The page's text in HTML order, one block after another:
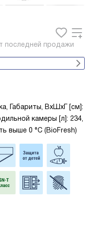
последней продажи
Габариты, ВxШxГ [см]:
камеры [л]: 234,
выше 0 °С (BioFresh)